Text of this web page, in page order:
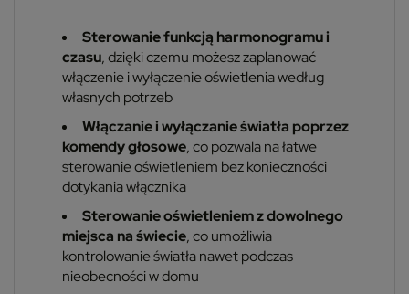
Sterowanie funkcją harmonogramu i
czasu, dzięki czemu możesz zaplanować
włączenie i wyłączenie oświetlenia według
własnych potrzeb
Włączanie i wyłączanie światła poprzez
komendy głosowe, co pozwala na łatwe
sterowanie oświetleniem bez konieczności
dotykania włącznika
Sterowanie oświetleniem z dowolnego
miejsca na świecie, co umożliwia
kontrolowanie światła nawet podczas
nieobecności w domu